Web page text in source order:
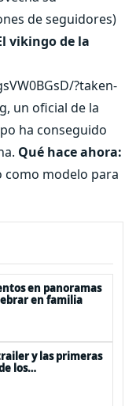
de seguidores)
vikingo de la
?taken-
un oficial de la
ha conseguido
Qué hace ahora:
como modelo para
en panoramas
en familia
y las primeras
los